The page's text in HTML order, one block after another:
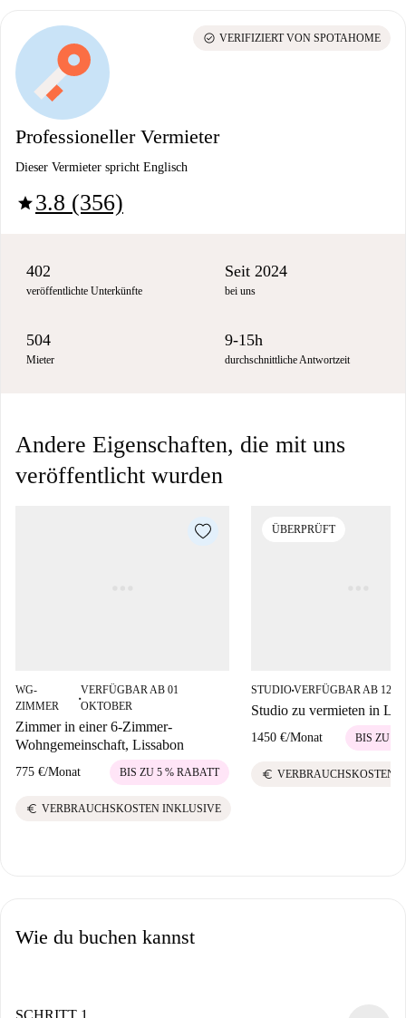
Professioneller Vermieter
Dieser Vermieter spricht Englisch
star3.8 (356)
check_circle VERIFIZIERT VON SPOTAHOME
402
veröffentlichte Unterkünfte
Seit 2024
bei uns
504
Mieter
9-15h
durchschnittliche Antwortzeit
Andere Eigenschaften, die mit uns
veröffentlicht wurden
WG-
ZIMMER
■
VERFÜGBAR AB 01
OKTOBER
Zimmer in einer 6-Zimmer-
Wohngemeinschaft, Lissabon
775 €/Monat BIS ZU 5 % RABATT
euro VERBRAUCHSKOSTEN INKLUSIVE
ÜBERPRÜFT
STUDIO■VERFÜGBAR AB 12
Studio zu vermieten in
1450 €/Monat BIS ZU 5
euro VERBRAUCHSKOSTEN
Wie du buchen kannst
SCHRITT 1